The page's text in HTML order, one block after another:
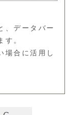
、データバー
す。
場合に活用し